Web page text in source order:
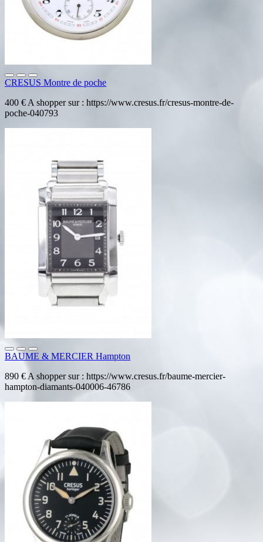
CRESUS Montre de poche
400 € A shopper sur : https://www.cresus.fr/cresus-montre-de-
poche-040793
BAUME & MERCIER Hampton
890 € A shopper sur : https://www.cresus.fr/baume-mercier-
hampton-diamants-040006-46786